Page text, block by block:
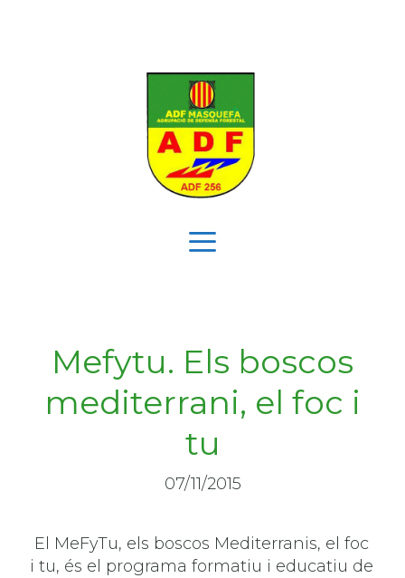
Mefytu. Els boscos
mediterrani, el foc i
tu
07/11/2015
El MeFyTu, els boscos Mediterranis, el foc
i tu, és el programa formatiu i educatiu de